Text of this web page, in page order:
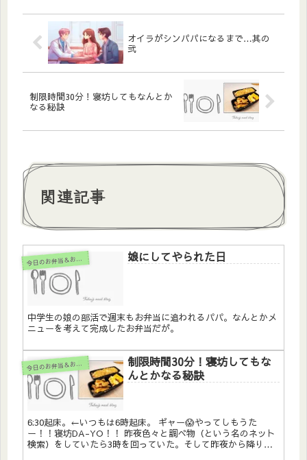
オイラがシンパパになるまで…其の
弐
制限時間30分！寝坊してもなんとか
なる秘訣
関連記事
今 娘にしてやられた日
中学生の娘の部活で週末もお弁当に追われるパパ。なんとかメ
ニューを考えて完成したお弁当だが。
今
日のお弁当＆おかず
制限時間30分！寝坊してもな
んとかなる秘訣
6:30起床。←いつもは6時起床。 ギャー😱やってしもうた
ー！！寝坊DA-YO！！ 昨夜色々と調べ物（という名のネット
検索）をしていたら3時を回っていた。そして昨夜から降り続